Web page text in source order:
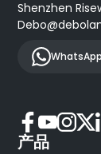
Shenzhen
WhatsApp
产品